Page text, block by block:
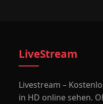
LiveStream
Livestream –
in HD online sehen.